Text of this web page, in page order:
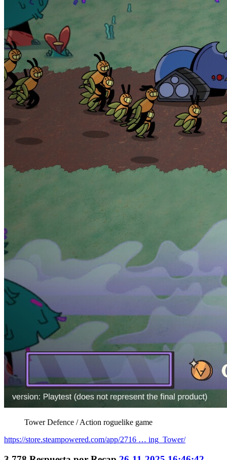
Tower Defence / Action roguelike game
https://store.steampowered.com/app/2716 … ing_Tower/